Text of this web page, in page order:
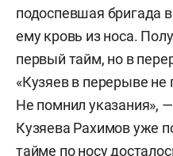
подоспевшая бригада
ему кровь из носа.
первый тайм, но в
«Кузяев в перерыве не
Не помнил указания»,
Кузяева Рахимов уже
тайме по носу